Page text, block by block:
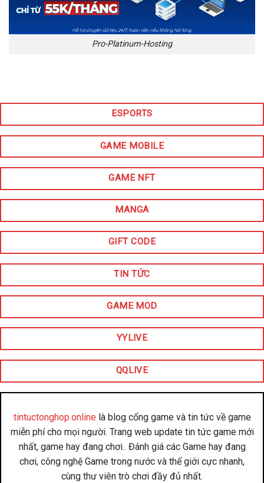
Pro-Platinum-Hosting
ESPORTS
GAME MOBILE
GAME NFT
MANGA
GIFT CODE
TIN TỨC
GAME MOD
YYLIVE
QQLIVE
tintuctonghop.online là blog cổng game và tin tức về game
miễn phí cho mọi người. Trang web update tin tức game mới
nhất, game hay đang chơi.. Đánh giá các Game hay đang
chơi, công nghệ Game trong nước và thế giới cực nhanh,
cùng thư viên trò chơi đầy đủ nhất.